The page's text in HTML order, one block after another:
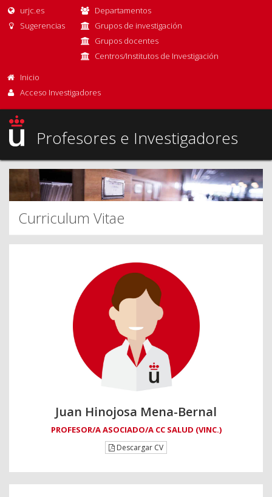
urjc.es
Sugerencias
Departamentos
Grupos de investigación
Grupos docentes
Centros/Institutos de Investigación
Inicio
Acceso Investigadores
Profesores e Investigadores
Curriculum Vitae
Juan Hinojosa Mena-Bernal
PROFESOR/A ASOCIADO/A CC SALUD (VINC.)
Descargar CV